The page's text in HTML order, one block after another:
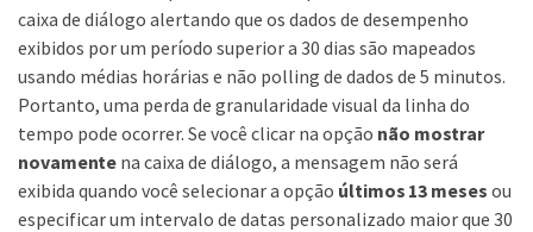
caixa de diálogo alertando que os dados de desempenho
exibidos por um período superior a 30 dias são mapeados
usando médias horárias e não polling de dados de 5 minutos.
Portanto, uma perda de granularidade visual da linha do
tempo pode ocorrer. Se você clicar na opção não mostrar
novamente na caixa de diálogo, a mensagem não será
exibida quando você selecionar a opção últimos 13 meses ou
especificar um intervalo de datas personalizado maior que 30